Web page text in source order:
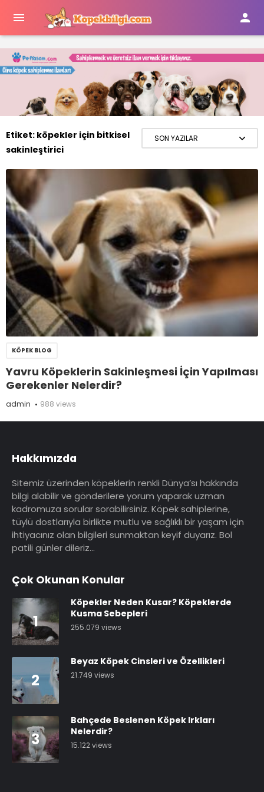
 
Etiket: köpekler için bitkisel
sakinleştirici
KÖPEK BLOG
Yavru Köpeklerin Sakinleşmesi İçin Yapılması
Gerekenler Nelerdir?
admin 988 views
Hakkımızda
Sitemiz üzerinden köpeklerin renkli Dünya’sı hakkında
bilgi alabilir ve gönderilere yorum yaparak uzman
kadromuza sorular sorabilirsiniz. Köpek sahiplerine,
tüylü dostlarıyla birlikte mutlu ve sağlıklı bir yaşam için
ihtiyacınız olan bilgileri sunmaktan keyif duyarız. Bol
patili günler dileriz…
Çok Okunan Konular
1
Köpekler Neden Kusar? Köpeklerde
Kusma Sebepleri
255.079 views
2
Beyaz Köpek Cinsleri ve Özellikleri
21.749 views
3
Bahçede Beslenen Köpek Irkları
Nelerdir?
15.122 views